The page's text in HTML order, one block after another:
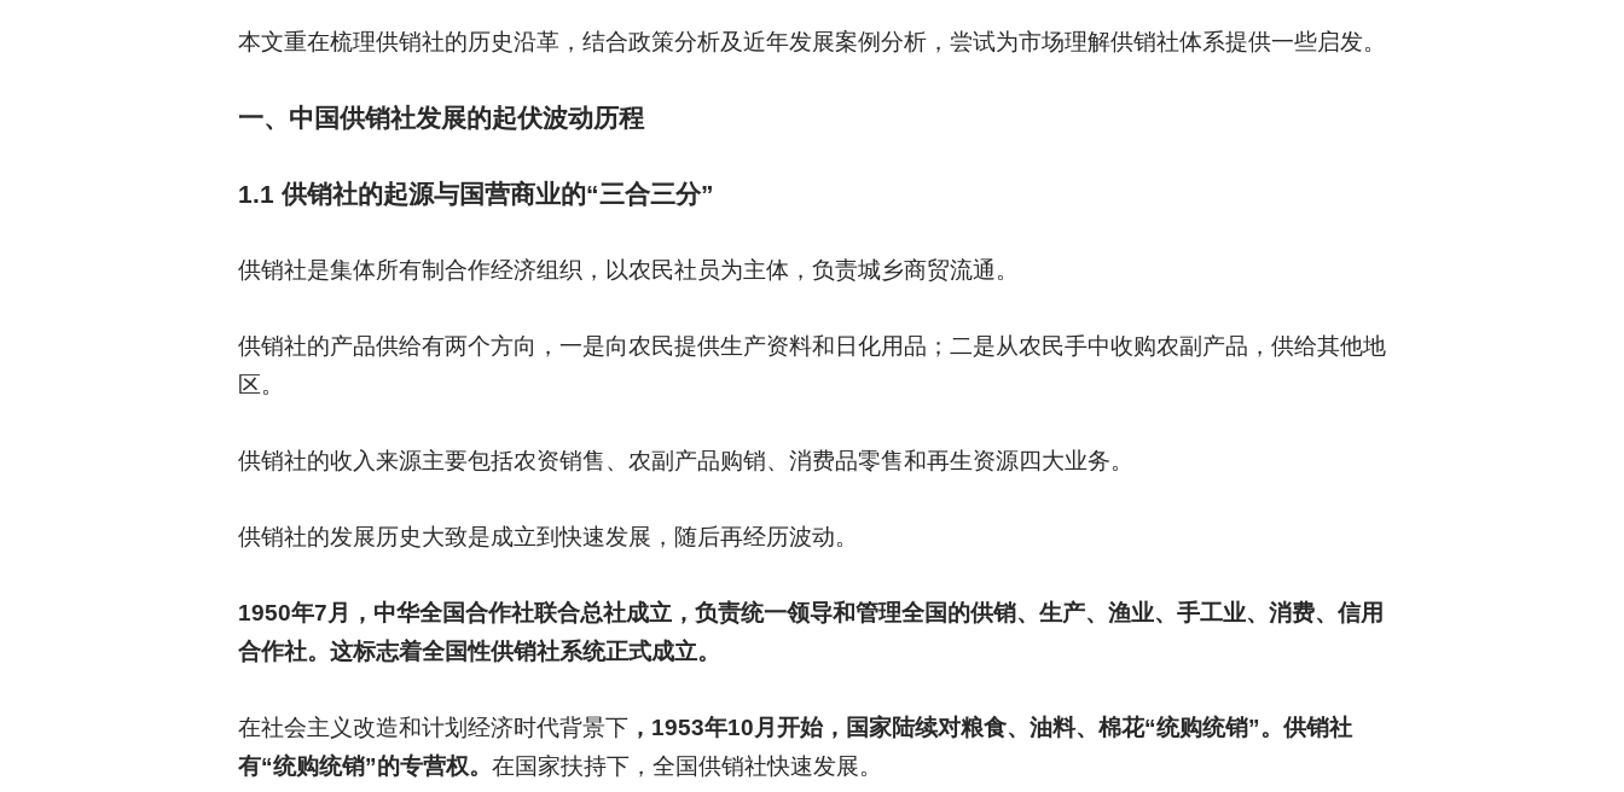
本文重在梳理供销社的历史沿革，结合政策分析及近年发展案例分析，尝试为市场理解供销社体系提供一些启发。
一、中国供销社发展的起伏波动历程
1.1 供销社的起源与国营商业的“三合三分”
供销社是集体所有制合作经济组织，以农民社员为主体，负责城乡商贸流通。
供销社的产品供给有两个方向，一是向农民提供生产资料和日化用品；二是从农民手中收购农副产品，供给其他地
区。
供销社的收入来源主要包括农资销售、农副产品购销、消费品零售和再生资源四大业务。
供销社的发展历史大致是成立到快速发展，随后再经历波动。
1950年7月，中华全国合作社联合总社成立，负责统一领导和管理全国的供销、生产、渔业、手工业、消费、信用
合作社。这标志着全国性供销社系统正式成立。
在社会主义改造和计划经济时代背景下 ，1953年10月开始，国家陆续对粮食、油料、棉花“统购统销”。供销社
有“统购统销”的专营权。 在国家扶持下，全国供销社快速发展。